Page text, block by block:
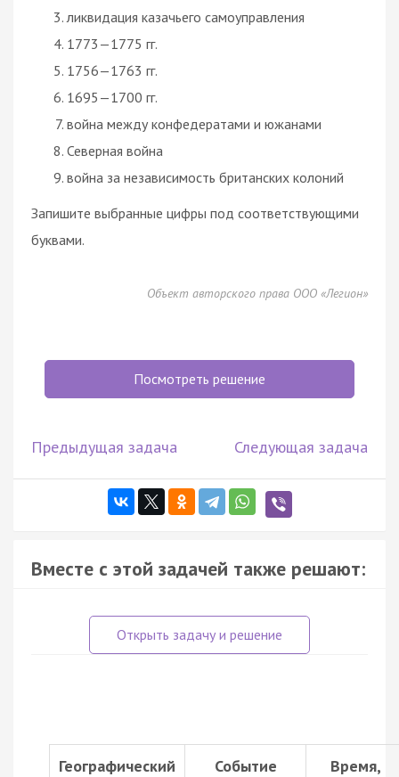
ликвидация казачьего самоуправления
1773—1775 гг.
1756—1763 гг.
1695—1700 гг.
война между конфедератами и южанами
Северная война
война за независимость британских колоний
Запишите выбранные цифры под соответствующими
буквами.
Объект авторского права ООО «Легион»
Посмотреть решение
Предыдущая задача Следующая задача
Вместе с этой задачей также решают:
Географический
Событие
Время,